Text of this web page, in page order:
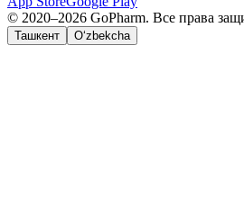
© 2020–2026 GoPharm. Все права
Ташкент O‘zbekcha